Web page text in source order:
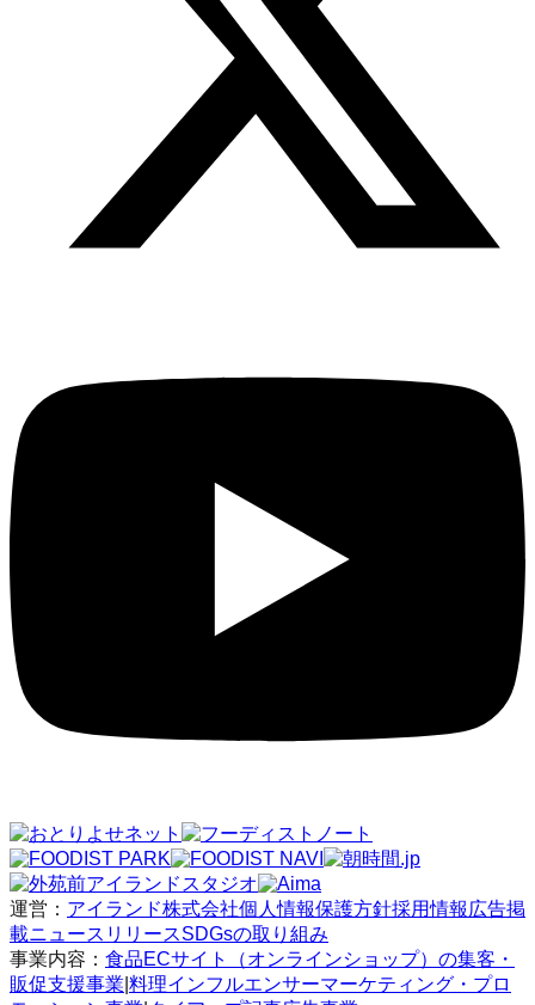
運営： アイランド株式会社個人情報保護方針採用情報 広告掲
載ニュースリリースSDGsの取り組み
事業内容： 食品ECサイト（オンラインショップ）の集客・
販促支援事業 料理インフルエンサーマーケティング・プロ